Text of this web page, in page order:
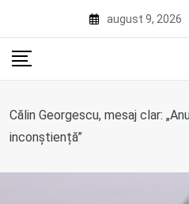
content
august 9, 2026
Călin Georgescu, mesaj clar:
inconștiență”